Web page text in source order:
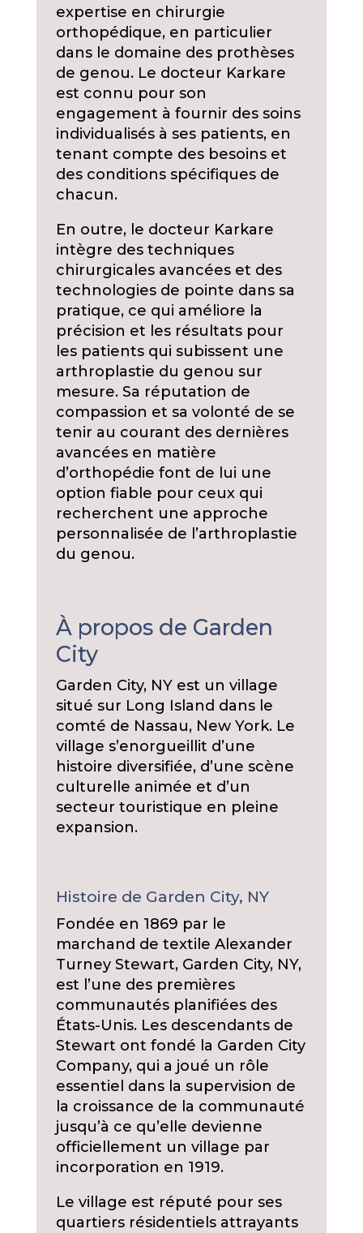
expertise en chirurgie
orthopédique, en particulier
dans le domaine des prothèses
de genou. Le docteur Karkare
est connu pour son
engagement à fournir des soins
individualisés à ses patients, en
tenant compte des besoins et
des conditions spécifiques de
chacun.
En outre, le docteur Karkare
intègre des techniques
chirurgicales avancées et des
technologies de pointe dans sa
pratique, ce qui améliore la
précision et les résultats pour
les patients qui subissent une
arthroplastie du genou sur
mesure. Sa réputation de
compassion et sa volonté de se
tenir au courant des dernières
avancées en matière
d’orthopédie font de lui une
option fiable pour ceux qui
recherchent une approche
personnalisée de l’arthroplastie
du genou.
À propos de Garden
City
Garden City, NY est un village
situé sur Long Island dans le
comté de Nassau, New York. Le
village s’enorgueillit d’une
histoire diversifiée, d’une scène
culturelle animée et d’un
secteur touristique en pleine
expansion.
Histoire de Garden City, NY
Fondée en 1869 par le
marchand de textile Alexander
Turney Stewart, Garden City, NY,
est l’une des premières
communautés planifiées des
États-Unis. Les descendants de
Stewart ont fondé la Garden City
Company, qui a joué un rôle
essentiel dans la supervision de
la croissance de la communauté
jusqu’à ce qu’elle devienne
officiellement un village par
incorporation en 1919.
Le village est réputé pour ses
quartiers résidentiels attrayants